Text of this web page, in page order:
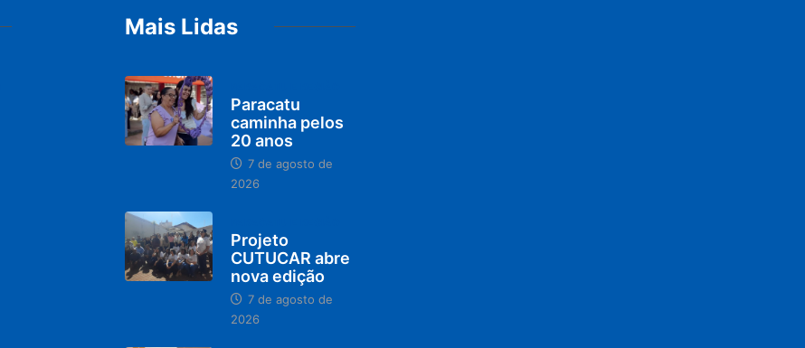
Mais Lidas
Paracatu
caminha pelos
20 anos
7 de agosto de
2026
Projeto
CUTUCAR abre
nova edição
7 de agosto de
2026